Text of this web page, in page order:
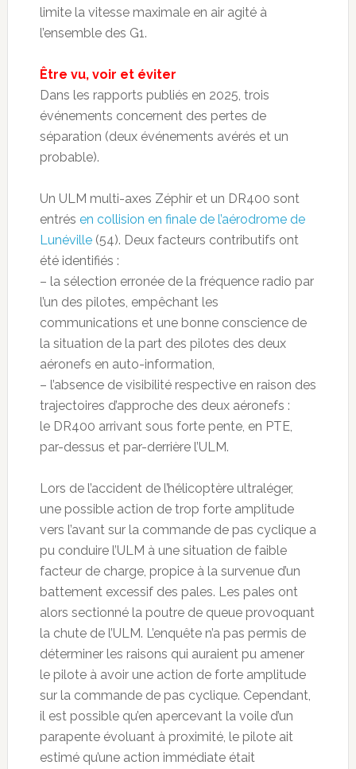
limite la vitesse maximale en air agité à
l’ensemble des G1.
Être vu, voir et éviter
Dans les rapports publiés en 2025, trois
événements concernent des pertes de
séparation (deux événements avérés et un
probable).
Un ULM multi-axes Zéphir et un DR400 sont
entrés en collision en finale de l’aérodrome de
Lunéville(54). Deux facteurs contributifs ont
été identifiés :
– la sélection erronée de la fréquence radio par
l’un des pilotes, empêchant les
communications et une bonne conscience de
la situation de la part des pilotes des deux
aéronefs en auto-information,
– l’absence de visibilité respective en raison des
trajectoires d’approche des deux aéronefs :
le DR400 arrivant sous forte pente, en PTE,
par-dessus et par-derrière l’ULM.
Lors de l’accident de l’hélicoptère ultraléger,
une possible action de trop forte amplitude
vers l’avant sur la commande de pas cyclique a
pu conduire l’ULM à une situation de faible
facteur de charge, propice à la survenue d’un
battement excessif des pales. Les pales ont
alors sectionné la poutre de queue provoquant
la chute de l’ULM. L’enquête n’a pas permis de
déterminer les raisons qui auraient pu amener
le pilote à avoir une action de forte amplitude
sur la commande de pas cyclique. Cependant,
il est possible qu’en apercevant la voile d’un
parapente évoluant à proximité, le pilote ait
estimé qu’une action immédiate était